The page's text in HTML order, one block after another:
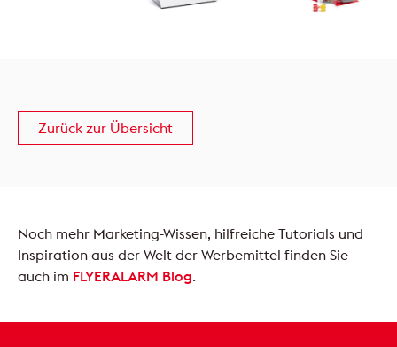
Zurück zur Übersicht
Noch mehr Marketing-Wissen, hilfreiche Tutorials und
Inspiration aus der Welt der Werbemittel finden Sie
auch im FLYERALARM Blog.